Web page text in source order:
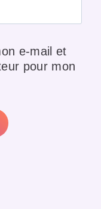
e-mail et
pour mon